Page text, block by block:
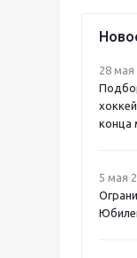
28 мая
конца
5 мая